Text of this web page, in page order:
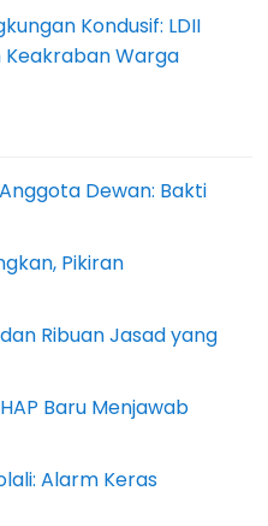
Kondusif: LDII
Warga
Dewan: Bakti
Pikiran
Ribuan Jasad yang
Baru Menjawab
Alarm Keras